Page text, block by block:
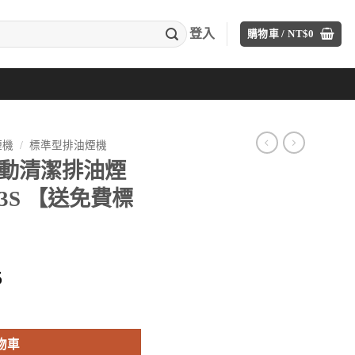
登入 購物車 /NT$0
/ 標準型排油煙機
清潔排油煙
【送免費標
格：
車